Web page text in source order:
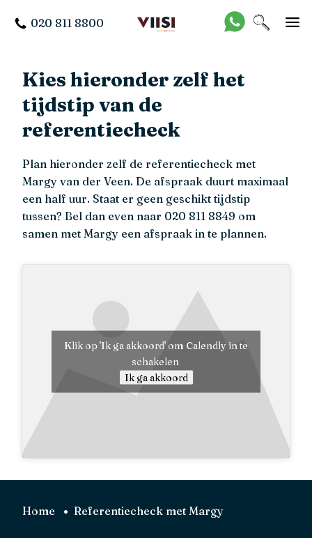
020 811 8800
Kies hieronder zelf het
tijdstip van de
referentiecheck
Plan hieronder zelf de referentiecheck met
Margy van der Veen. De afspraak duurt maximaal
een half uur. Staat er geen geschikt tijdstip
tussen? Bel dan even naar 020 811 8849 om
samen met Margy een afspraak in te plannen.
Klik op 'Ik ga akkoord' om Calendly in te
schakelen
Ik ga akkoord
Home Referentiecheck met Margy